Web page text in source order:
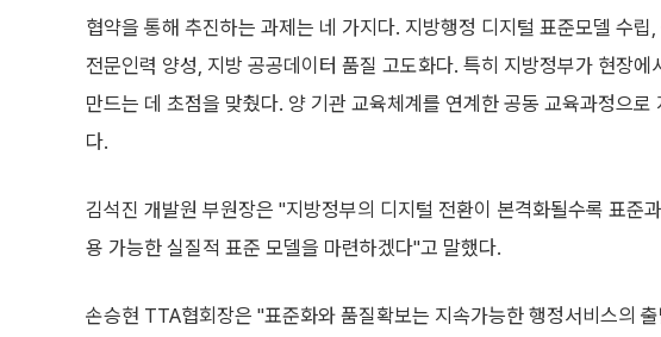
협약을 통해 추진하는 과제는 네 가지다. 지방행정 디지털 표준모델 수
전문인력 양성, 지방 공공데이터 품질 고도화다. 특히 지방정부가 현장
만드는 데 초점을 맞췄다. 양 기관 교육체계를 연계한 공동 교육과정으
다.
김석진 개발원 부원장은 "지방정부의 디지털 전환이 본격화될수록 표준
용 가능한 실질적 표준 모델을 마련하겠다"고 말했다.
손승현 TTA협회장은 "표준화와 품질확보는 지속가능한 행정서비스의